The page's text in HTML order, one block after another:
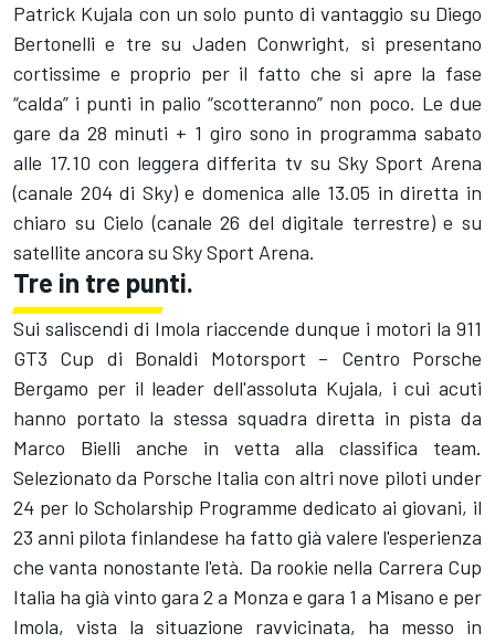
Patrick Kujala con un solo punto di vantaggio su Diego
Bertonelli e tre su Jaden Conwright, si presentano
cortissime e proprio per il fatto che si apre la fase
“calda” i punti in palio “scotteranno” non poco. Le due
gare da 28 minuti + 1 giro sono in programma sabato
alle 17.10 con leggera differita tv su Sky Sport Arena
(canale 204 di Sky) e domenica alle 13.05 in diretta in
chiaro su Cielo (canale 26 del digitale terrestre) e su
satellite ancora su Sky Sport Arena.
Tre in tre punti.
Sui saliscendi di Imola riaccende dunque i motori la 911
GT3 Cup di Bonaldi Motorsport – Centro Porsche
Bergamo per il leader dell'assoluta Kujala, i cui acuti
hanno portato la stessa squadra diretta in pista da
Marco Bielli anche in vetta alla classifica team.
Selezionato da Porsche Italia con altri nove piloti under
24 per lo Scholarship Programme dedicato ai giovani, il
23 anni pilota finlandese ha fatto già valere l'esperienza
che vanta nonostante l'età. Da rookie nella Carrera Cup
Italia ha già vinto gara 2 a Monza e gara 1 a Misano e per
Imola, vista la situazione ravvicinata, ha messo in